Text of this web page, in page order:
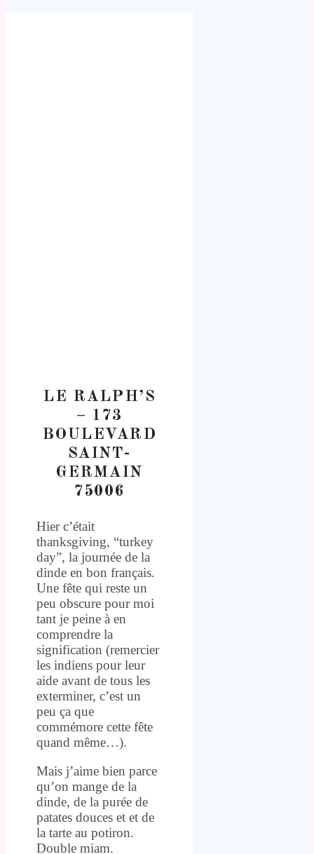
LE RALPH’S
– 173
BOULEVARD
SAINT-
GERMAIN
75006
Hier c’était
thanksgiving, “turkey
day”, la journée de la
dinde en bon français.
Une fête qui reste un
peu obscure pour moi
tant je peine à en
comprendre la
signification (remercier
les indiens pour leur
aide avant de tous les
exterminer, c’est un
peu ça que
commémore cette fête
quand même…).
Mais j’aime bien parce
qu’on mange de la
dinde, de la purée de
patates douces et et de
la tarte au potiron.
Double miam.